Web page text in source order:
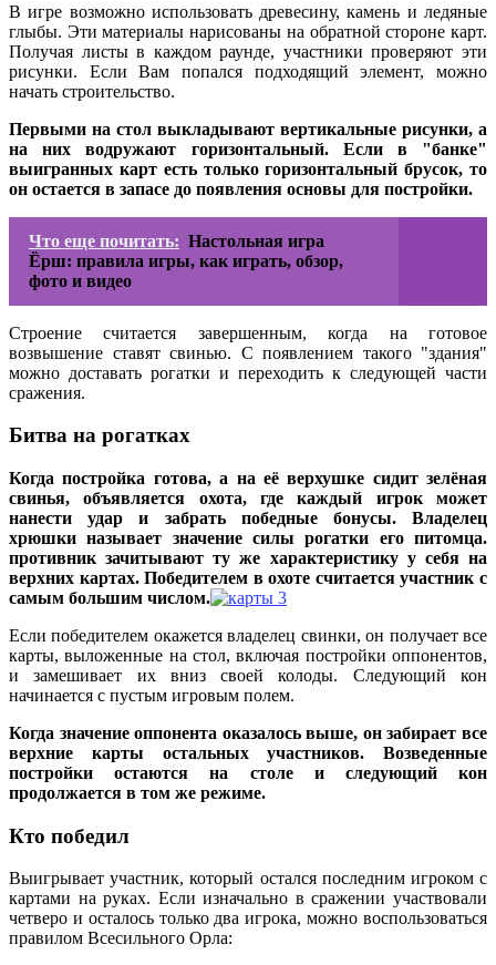
В игре возможно использовать древесину, камень и ледяные
глыбы. Эти материалы нарисованы на обратной стороне карт.
Получая листы в каждом раунде, участники проверяют эти
рисунки. Если Вам попался подходящий элемент, можно
начать строительство.
Первыми на стол выкладывают вертикальные рисунки, а
на них водружают горизонтальный. Если в "банке"
выигранных карт есть только горизонтальный брусок, то
он остается в запасе до появления основы для постройки.
Что еще почитать: Настольная игра
Ёрш: правила игры, как играть, обзор,
фото и видео
Строение считается завершенным, когда на готовое
возвышение ставят свинью. С появлением такого "здания"
можно доставать рогатки и переходить к следующей части
сражения.
Битва на рогатках
Когда постройка готова, а на её верхушке сидит зелёная
свинья, объявляется охота, где каждый игрок может
нанести удар и забрать победные бонусы. Владелец
хрюшки называет значение силы рогатки его питомца.
противник зачитывают ту же характеристику у себя на
верхних картах. Победителем в охоте считается участник с
самым большим числом.
Если победителем окажется владелец свинки, он получает все
карты, выложенные на стол, включая постройки оппонентов,
и замешивает их вниз своей колоды. Следующий кон
начинается с пустым игровым полем.
Когда значение оппонента оказалось выше, он забирает все
верхние карты остальных участников. Возведенные
постройки остаются на столе и следующий кон
продолжается в том же режиме.
Кто победил
Выигрывает участник, который остался последним игроком с
картами на руках. Если изначально в сражении участвовали
четверо и осталось только два игрока, можно воспользоваться
правилом Всесильного Орла: